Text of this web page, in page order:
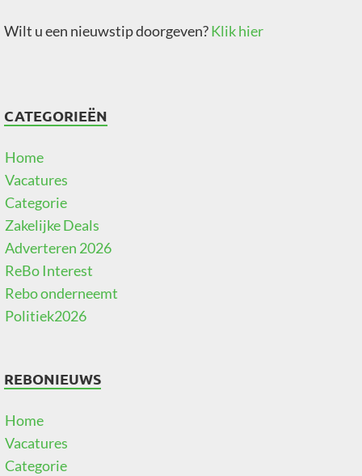
Wilt u een nieuwstip doorgeven?Klik hier
CATEGORIEËN
Home
Vacatures
Categorie
Zakelijke Deals
Adverteren 2026
ReBo Interest
Rebo onderneemt
Politiek2026
REBONIEUWS
Home
Vacatures
Categorie